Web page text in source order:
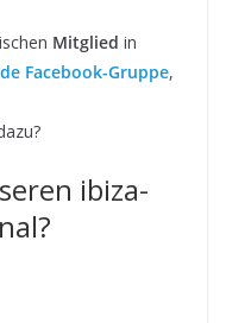
Mitglied in
Facebook-Gruppe,
ibiza-